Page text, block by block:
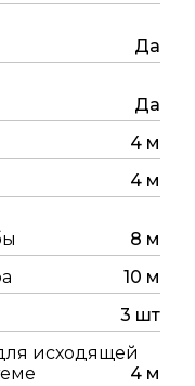
Да
Да
4 м
4 м
8 м
10 м
3 шт
исходящей
4 м